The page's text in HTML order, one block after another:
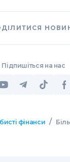
Підпишіться на нас
фінанси /